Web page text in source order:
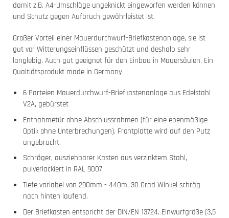
damit z.B. A4-Umschläge ungeknickt eingeworfen werden können
und Schutz gegen Aufbruch gewährleistet ist.
Großer Vorteil einer Mauerdurchwurf-Briefkastenanlage, sie ist
gut vor Witterungseinflüssen geschützt und deshalb sehr
langlebig. Auch gut geeignet für den Einbau in Mauersäulen. Ein
Qualtiätsprodukt made in Germany.
6 Parteien Mauerdurchwurf-Briefkastenanlage aus Edelstahl
V2A, gebürstet
Entnahmetür ohne Abschlussrahmen (für eine ebenmäßige
Optik ohne Unterbrechungen). Frontplatte wird auf den Putz
angebracht.
Schräger, ausziehbarer Kasten aus verzinktem Stahl,
pulverlackiert in RAL 9007.
Tiefe variabel von 290mm - 440m, 30 Grad Winkel schräg
nach hinten laufend.
Der Briefkasten entspricht der DIN/EN 13724. Einwurfgröße (3,5